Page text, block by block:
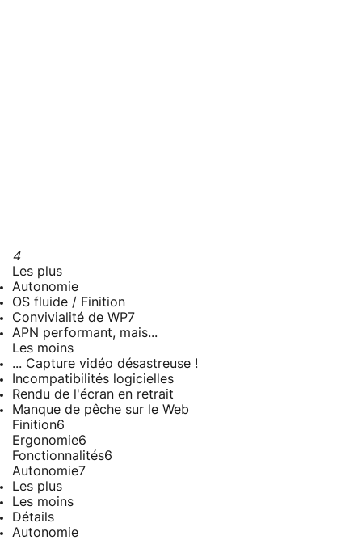
4
Les plus
Autonomie
OS fluide / Finition
Convivialité de WP7
APN performant, mais...
Les moins
... Capture vidéo désastreuse !
Incompatibilités logicielles
Rendu de l'écran en retrait
Manque de pêche sur le Web
Finition6
Ergonomie6
Fonctionnalités6
Autonomie7
Les plus
Les moins
Détails
Autonomie